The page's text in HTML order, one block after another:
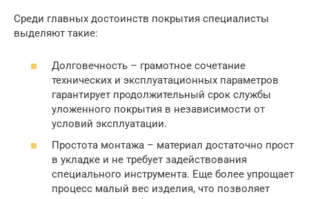
Среди главных достоинств покрытия специалисты
выделяют такие:
Долговечность – грамотное сочетание
технических и эксплуатационных параметров
гарантирует продолжительный срок службы
уложенного покрытия в независимости от
условий эксплуатации.
Простота монтажа – материал достаточно прост
в укладке и не требует задействования
специального инструмента. Еще более упрощает
процесс малый вес изделия, что позволяет